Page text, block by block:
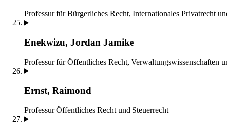
Professur für Bürgerliches Recht, Internationales Privatrecht
Enekwizu, Jordan Jamike
Professur für Öffentliches Recht, Verwaltungswissenschaften
Ernst, Raimond
Professur Öffentliches Recht und Steuerrecht